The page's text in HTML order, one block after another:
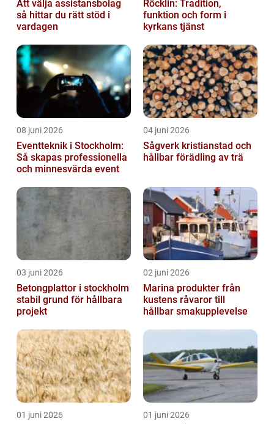
Att välja assistansbolag
så hittar du rätt stöd i
vardagen
Röcklin: Tradition,
funktion och form i
kyrkans tjänst
08 juni 2026
Eventteknik i Stockholm:
Så skapas professionella
och minnesvärda event
04 juni 2026
Sågverk kristianstad och
hållbar förädling av trä
03 juni 2026
Betongplattor i stockholm
stabil grund för hållbara
projekt
02 juni 2026
Marina produkter från
kustens råvaror till
hållbar smakupplevelse
01 juni 2026 01 juni 2026